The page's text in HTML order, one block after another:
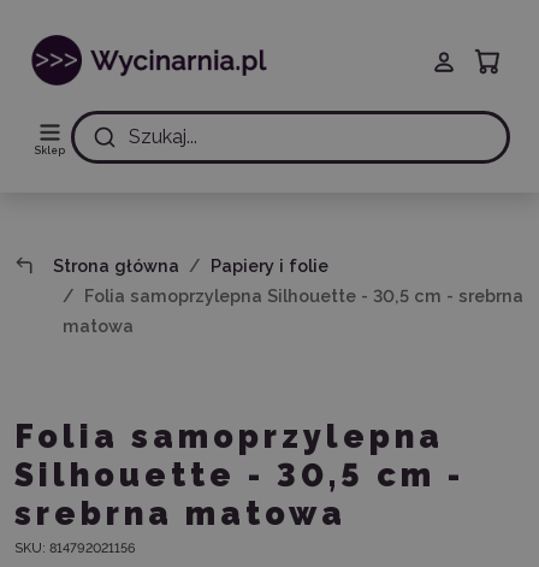
Sklep
Szukaj...
Strona główna
Papiery i folie
Folia samoprzylepna Silhouette - 30,5 cm - srebrna
matowa
Folia samoprzylepna
Silhouette - 30,5 cm -
srebrna matowa
SKU: 814792021156